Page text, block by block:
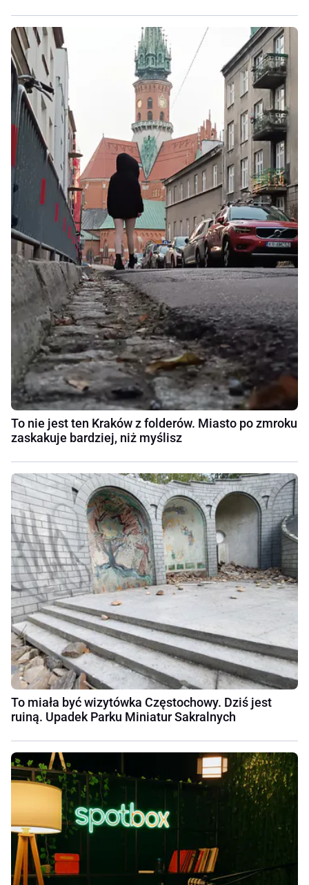
To nie jest ten Kraków z folderów. Miasto po zmroku
zaskakuje bardziej, niż myślisz
To miała być wizytówka Częstochowy. Dziś jest
ruiną. Upadek Parku Miniatur Sakralnych